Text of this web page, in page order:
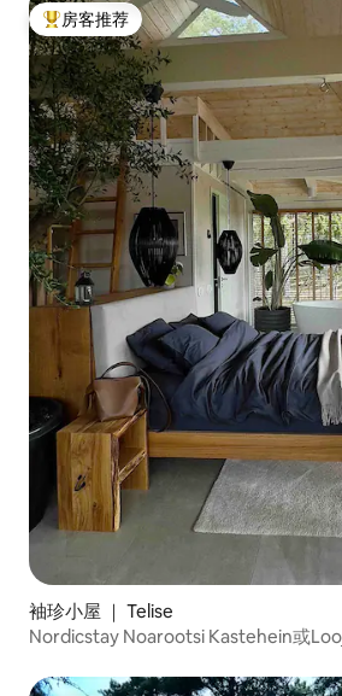
热门「房客推荐」
房客推荐
袖珍小屋 ｜ Telise
Nordicstay Noarootsi Kastehein或